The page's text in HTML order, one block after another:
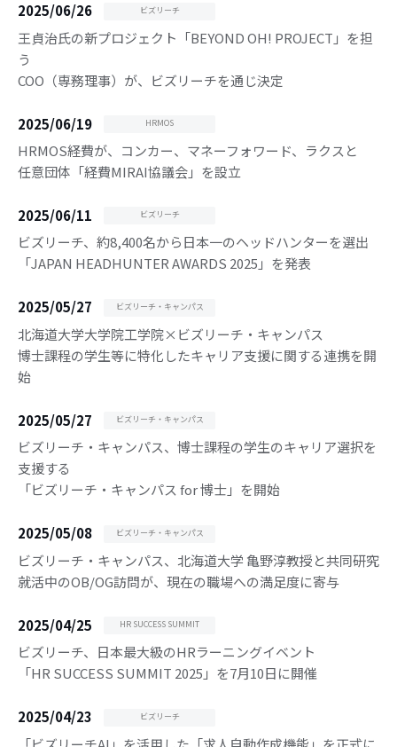
2025/06/26 ビズリーチ
王貞治氏の新プロジェクト「BEYOND OH! PROJECT」を担
う
COO（専務理事）が、ビズリーチを通じ決定
2025/06/19 HRMOS
HRMOS経費が、コンカー、マネーフォワード、ラクスと
任意団体「経費MIRAI協議会」を設立
2025/06/11 ビズリーチ
ビズリーチ、約8,400名から日本一のヘッドハンターを選出
「JAPAN HEADHUNTER AWARDS 2025」を発表
2025/05/27 ビズリーチ・キャンパス
北海道大学大学院工学院×ビズリーチ・キャンパス
博士課程の学生等に特化したキャリア支援に関する連携を開
始
2025/05/27 ビズリーチ・キャンパス
ビズリーチ・キャンパス、博士課程の学生のキャリア選択を
支援する
「ビズリーチ・キャンパス for 博士」を開始
2025/05/08 ビズリーチ・キャンパス
ビズリーチ・キャンパス、北海道大学 亀野淳教授と共同研究
就活中のOB/OG訪問が、現在の職場への満足度に寄与
2025/04/25 HR SUCCESS SUMMIT
ビズリーチ、日本最大級のHRラーニングイベント
「HR SUCCESS SUMMIT 2025」を7月10日に開催
2025/04/23 ビズリーチ